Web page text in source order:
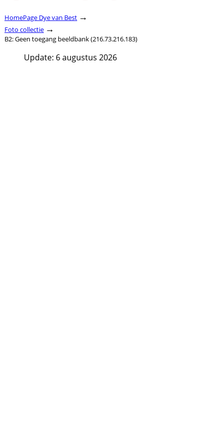
HomePage Dye van Best →
Foto collectie →
B2: Geen toegang beeldbank (216.73.216.183)
Update: 6 augustus 2026